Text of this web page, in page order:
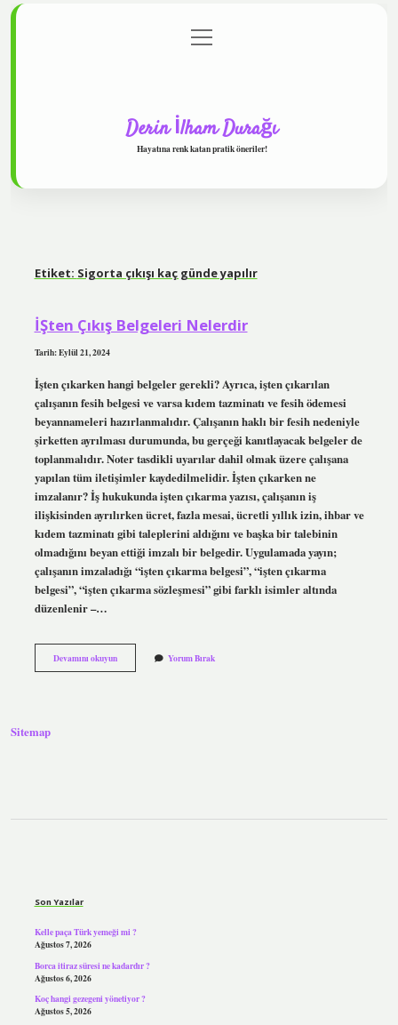
Gizlilik Politikası
menüyü
aç
Derin İlham Durağı
Hayatına renk katan pratik öneriler!
Etiket: Sigorta çıkışı kaç günde yapılır
İŞten Çıkış Belgeleri Nelerdir
Tarih: Eylül 21, 2024
İşten çıkarken hangi belgeler gerekli? Ayrıca, işten çıkarılan
çalışanın fesih belgesi ve varsa kıdem tazminatı ve fesih ödemesi
beyannameleri hazırlanmalıdır. Çalışanın haklı bir fesih nedeniyle
şirketten ayrılması durumunda, bu gerçeği kanıtlayacak belgeler de
toplanmalıdır. Noter tasdikli uyarılar dahil olmak üzere çalışana
yapılan tüm iletişimler kaydedilmelidir. İşten çıkarken ne
imzalanır? İş hukukunda işten çıkarma yazısı, çalışanın iş
ilişkisinden ayrılırken ücret, fazla mesai, ücretli yıllık izin, ihbar ve
kıdem tazminatı gibi taleplerini aldığını ve başka bir talebinin
olmadığını beyan ettiği imzalı bir belgedir. Uygulamada yayın;
çalışanın imzaladığı “işten çıkarma belgesi”, “işten çıkarma
belgesi”, “işten çıkarma sözleşmesi” gibi farklı isimler altında
düzenlenir –…
Devamını okuyunİŞten
Çıkış
Yorum Bırak
Sitemap
Son Yazılar
Kelle paça Türk yemeği mi ?
Ağustos 7, 2026
Borca itiraz süresi ne kadardır ?
Ağustos 6, 2026
Koç hangi gezegeni yönetiyor ?
Ağustos 5, 2026